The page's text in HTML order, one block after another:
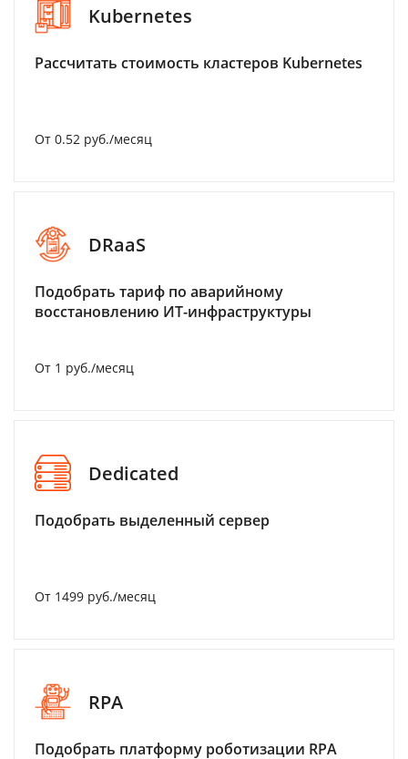
Kubernetes
Рассчитать стоимость кластеров Kubernetes
От 0.52 руб./месяц
DRaaS
Подобрать тариф по аварийному
восстановлению ИТ-инфраструктуры
От 1 руб./месяц
Dedicated
Подобрать выделенный сервер
От 1499 руб./месяц
RPA
Подобрать платформу роботизации RPA